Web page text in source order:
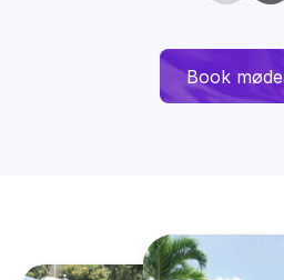
Book møde